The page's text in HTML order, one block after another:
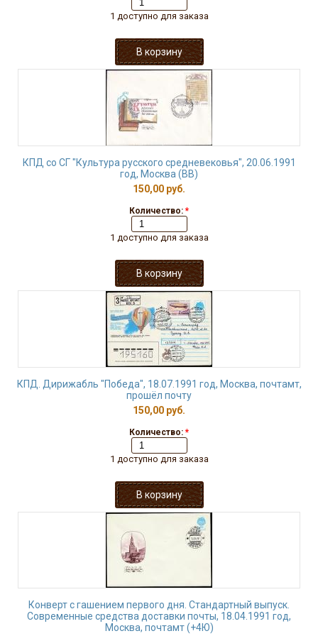
1 доступно для заказа
КПД со СГ "Культура русского средневековья", 20.06.1991
год, Москва (ВВ)
150,00 руб.
Количество: *
1 доступно для заказа
КПД. Дирижабль "Победа", 18.07.1991 год, Москва, почтамт,
прошёл почту
150,00 руб.
Количество: *
1 доступно для заказа
Конверт с гашением первого дня. Стандартный выпуск.
Современные средства доставки почты, 18.04.1991 год,
Москва, почтамт (+4Ю)